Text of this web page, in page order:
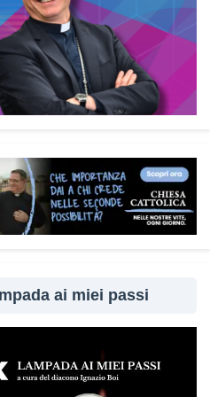
è disponibile
Perché questa
Perché difendersi dalle
significa difendere la dignità
persone. Ho voluto che questo
fosse accessibile a tutti,
il maggior numero
di cittadini. È anche un
per dire a chi è stato vittima di
che non è solo.
Quanto è
tenuta in casa e condivisa
familiari. La prevenzione
sapere che c’è
pronto ad aiutare fa
ai miei passi